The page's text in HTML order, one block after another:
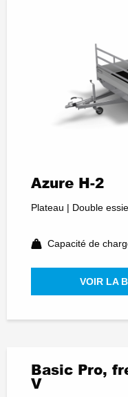
Azure H-2
Plateau | Double
Capacité de
VOIR LA
Basic Pro,
V